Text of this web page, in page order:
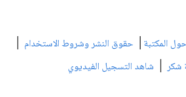
المكتبة | حقوق النشر وشروط الاستخدام |
شكر| شاهد التسجيل الفيديوي